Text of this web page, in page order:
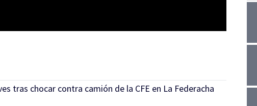
tras chocar contra camión de la CFE en La Federacha